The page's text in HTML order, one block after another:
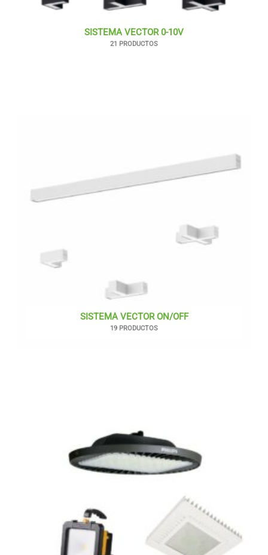
SISTEMA VECTOR 0-10V
21 PRODUCTOS
SISTEMA VECTOR ON/OFF
19 PRODUCTOS